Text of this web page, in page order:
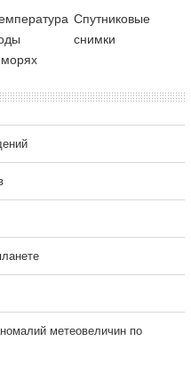
морях
Cпутниковые
снимки
метеовеличин по